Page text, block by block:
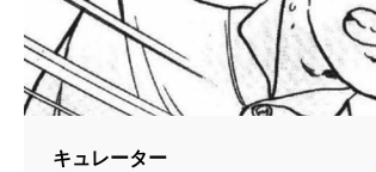
キュレーター